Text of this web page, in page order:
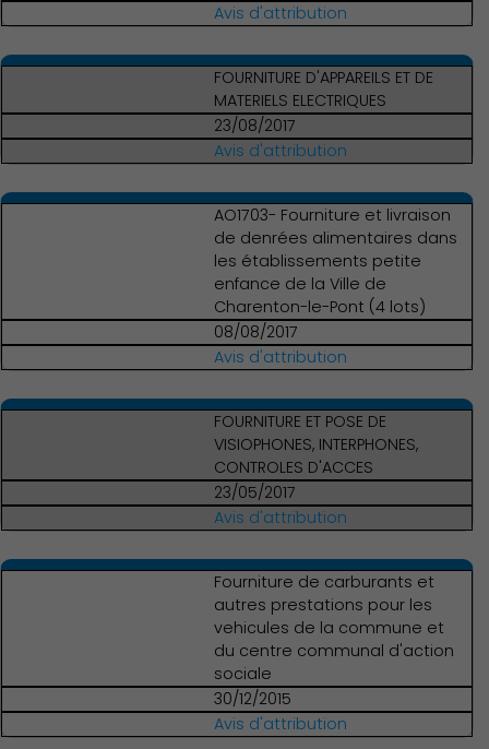
Famille
Avis d'attribution
FOURNITURE D'APPAREILS ET DE
MATERIELS ELECTRIQUES
23/08/2017
Avis d'attribution
AO1703- Fourniture et livraison
de denrées alimentaires dans
les établissements petite
enfance de la Ville de
Charenton-le-Pont (4 lots)
08/08/2017
Avis d'attribution
FOURNITURE ET POSE DE
VISIOPHONES, INTERPHONES,
CONTROLES D'ACCES
23/05/2017
Avis d'attribution
Fourniture de carburants et
autres prestations pour les
vehicules de la commune et
du centre communal d'action
sociale
30/12/2015
Avis d'attribution